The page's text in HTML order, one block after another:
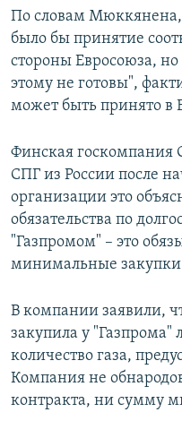
По словам
было бы принятие
стороны Евросоюза,
этому не готовы",
может быть принято в
Финская госкомпания
СПГ из России после
организации это
обязательства по
"Газпромом" – это
минимальные
В компании заявили,
закупила у
количество газа,
Компания не
контракта, ни сумму